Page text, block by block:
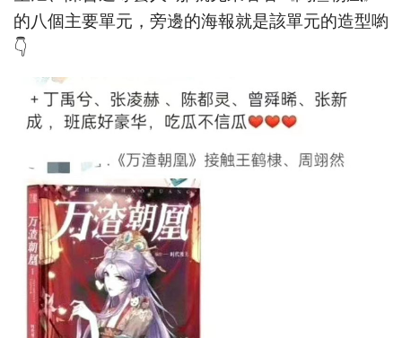
的八個主要單元，旁邊的海報就是該單元的造型喲
👇